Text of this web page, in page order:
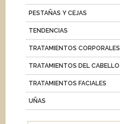
PESTAÑAS Y CEJAS
TENDENCIAS
TRATAMIENTOS CORPORALES
TRATAMIENTOS DEL CABELLO
TRATAMIENTOS FACIALES
UÑAS